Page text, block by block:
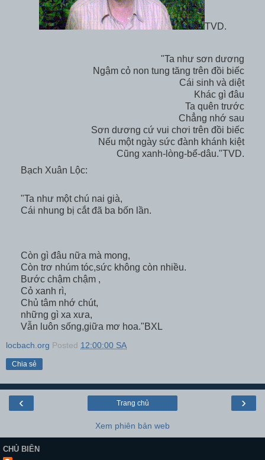
TVD.
"Ta như sơn dương
Ngậm cỏ non tung tăng trên đồi biếc
Cái sinh và diệt
Khác gì đâu
Ta quên trước
Chẳng nhớ sau
Sơn dương cứ vui chơi trên đồi biếc
Nếu một ngày sức đành khánh kiệt
Cũng xanh-lòng-bể-dâu."TVD.
Bạch Xuân Lộc:
"Ta như một chú nai già,
Cái nhung bị cắt đã ba bốn lần.
Còn gì đâu nữa mà mong,
Còn trơ nhúm tóc,sức không còn nhiều.
Bước chậm chậm ,
Cỏ xanh rì,
Chủ tâm nhớ chút,
những gì xa xưa,
Vẫn luôn sống,giữa mơ hoa."BXL
locbach.org Posted 12:00:00 SA
Chia sẻ
‹ ›
Trang chủ
Xem phiên bản web
CHỦ BIÊN